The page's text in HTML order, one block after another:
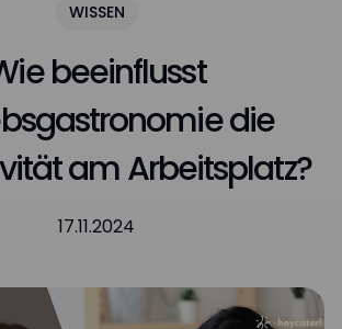
WISSEN
beeinflusst
die
am Arbeitsplatz?
17.11.2024